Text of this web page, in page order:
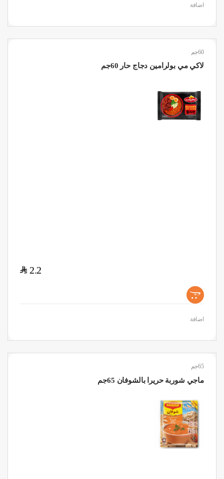
اضافة
60جم
لاكي مي بولرامين دجاج حار 60جم
2.2
$
+
اضافة
65جم
ماجي شوربة حريرا بالشوفان 65جم